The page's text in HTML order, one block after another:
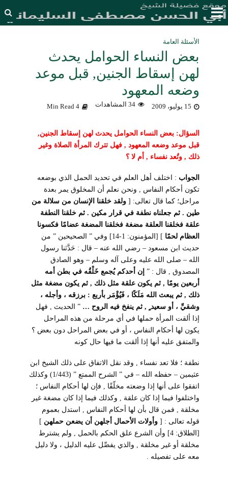
الأسئلة العامة
بعض النساء الحوامل يحدث
لهن إسقاط الجنين, قبل موعد
وضعه المعهود
15 يوليو، 2009 34 المشاهدات 4 Min Read
السؤال: بعض النساء الحوامل يحدث لهن إسقاط الجنين,
قبل موعد وضعه المعهود ,فهل تترك المرأة الصلاة وغير
ذلك , وتُعد نفساء , أم لا ؟
الجواب : اختلف أهل العلم في تحديد الحمل الذي بوضعه
تكون أحكام النفاس , ونحن نعلم أن المخلوق يمر بعدة
مراحل؛ كما قال تعالى: ] ولقد خلقنا الإنسان من سلالة من
طين . ثم جعلناه نطفة في قرار مكين . ثم خلقنا النطفة
علقة فخلقنا العلقة مضغة فخلقنا المضغة عضامًا فكسونا
العظام لحمًا [
[المؤمنون: 1-14] وفي ” الصحيحين ” من
حديث ابن مسعود – رضي الله عنه – قال : حَدَّثنا رسول
الله – صلى الله عليه وعلى آله وسلم – وهو الصادق
المصدوق , قال : ” إن أحدكم يُجمع خَلْقُه في بطن أمه
أربعين يومًا , ثم يكون علقة مثل ذلك , ثم يكون مضغة مثل
ذلك , ثم يبعث الله مَلَكًا ، فَيُؤْمَر بأربع : برزقه ، وأجله ،
وشقيِّ ، أو سعيد ٍ , ثم ينفخ فيه الروح …” الحديث , فهل
إذا ألقت المرأة حملها في أي مرحلة من هذه المراحل
يكون لها أحكام النفاس ، أو في بعض المراحل دون بعض ؟
والمتفق عليه أنها إذا ألقت ما فيها حال كونه
نطفة ؛ فلا تعد نفساء , وقد نقل الاتفاق على ذلك الشيخ ابن
عثيمين – حفظه الله – في ” الشرح الممتع ” (1/443) وكذلك
اتفقوا على أنها إذا وضعته مخلّقًا , فإن لها أحكام النفاس ؛
واختلفوا فيما إذا كان علقة , وكذلك فيما إذا كان مضغة غير
مخلقة , فمن قال بأن لها أحكام النفاس , استدل بعموم
قوله تعالى : ] وأولات الأحمال أجلهن أن يضعن حملهن [
[الطلاق: 4] وأن الشرع علق الحكم بالحمل , ولم يشترط
مخلقة أو غير مخلقة , والذي يفصِّل عليه الدليل ، ولا دليل
معه على تفصيله .